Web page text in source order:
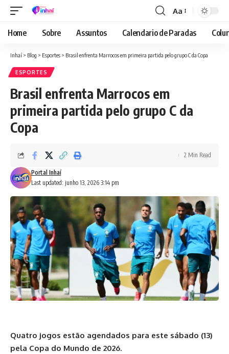
Font
Resizer
Aa
Home Sobre Assuntos Calendario de Paradas
Inhaí > Blog > Esportes > Brasil enfrenta Marrocos em primeira partida pelo grupo C da Copa
ESPORTES
Brasil enfrenta Marrocos em
primeira partida pelo grupo C da
Copa
Last updated: junho 13, 2026 3:14 pm
Portal Inhaí
2 Min Read
Quatro jogos estão agendados para este sábado (13)
pela Copa do Mundo de 2026.